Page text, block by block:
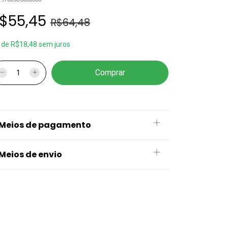
R$64,48
de R$18,48 sem juros
de pagamento
de envio